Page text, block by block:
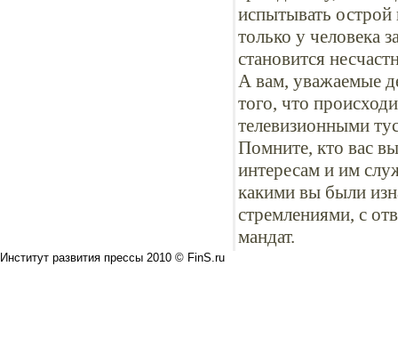
испытывать
только у человека
становится
А вам, уважаемые
того, что
телевизионными
Помните, кто вас
интересам и им
какими вы были
стремлениями, с
мандат.
Институт развития прессы 2010 © FinS.ru